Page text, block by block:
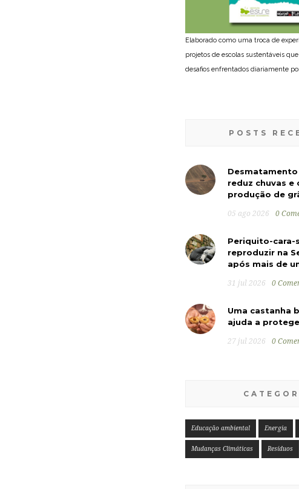
Elaborado como uma troca de
projetos de escolas sustentáveis
desafios enfrentados diariamente
POSTS
Desmatamento
reduz chuvas
produção de
05 ago 2026 0
Periquito-cara-
reproduzir na
após mais de
31 jul 2026 0
Uma castanha
ajuda a
27 jul 2026 0
Educação ambiental Energia
Mudanças Climáticas Resíduos